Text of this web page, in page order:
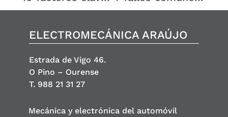
ELECTROMECÁNICA ARAÚJO
Estrada de Vigo 46.
O Pino – Ourense
T. 988 21 31 27
Mecánica y electrónica del automóvil